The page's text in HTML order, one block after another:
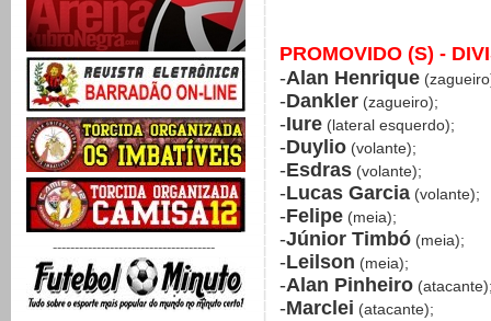
-------------------------------------
PROMOVIDO (S) -
-Alan Henrique
-Dankler (zagueiro);
-Iure (lateral esquerdo);
-Duylio (volante);
-Esdras (volante);
-Lucas Garcia (volante);
-Felipe (meia);
-Júnior Timbó (meia);
-Leilson (meia);
-Alan Pinheiro
-Marclei (atacante);